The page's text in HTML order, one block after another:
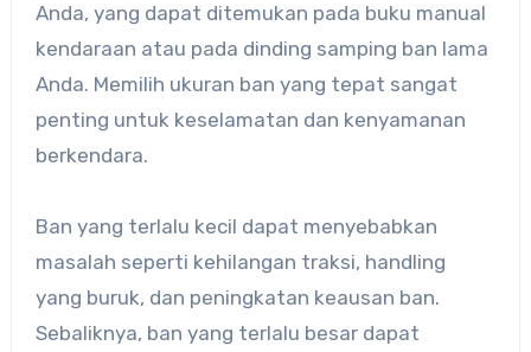
Anda, yang dapat ditemukan pada buku manual
kendaraan atau pada dinding samping ban lama
Anda. Memilih ukuran ban yang tepat sangat
penting untuk keselamatan dan kenyamanan
berkendara.
Ban yang terlalu kecil dapat menyebabkan
masalah seperti kehilangan traksi, handling
yang buruk, dan peningkatan keausan ban.
Sebaliknya, ban yang terlalu besar dapat